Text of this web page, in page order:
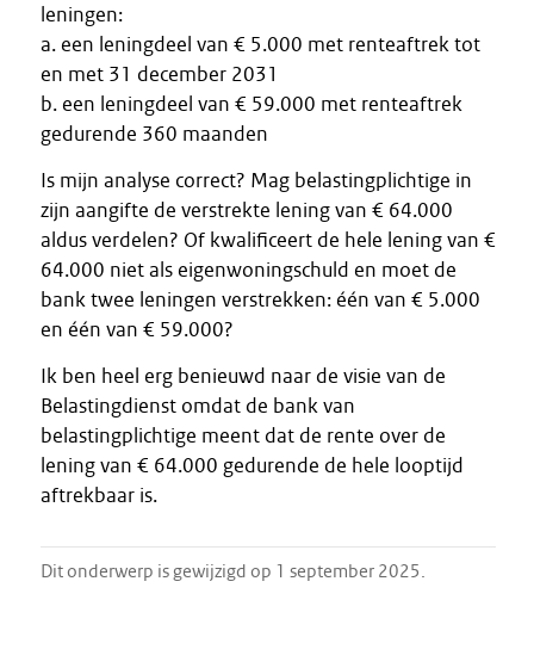
leningen:
a. een leningdeel van € 5.000 met renteaftrek tot
en met 31 december 2031
b. een leningdeel van € 59.000 met renteaftrek
gedurende 360 maanden
Is mijn analyse correct? Mag belastingplichtige in
zijn aangifte de verstrekte lening van € 64.000
aldus verdelen? Of kwalificeert de hele lening van €
64.000 niet als eigenwoningschuld en moet de
bank twee leningen verstrekken: één van € 5.000
en één van € 59.000?
Ik ben heel erg benieuwd naar de visie van de
Belastingdienst omdat de bank van
belastingplichtige meent dat de rente over de
lening van € 64.000 gedurende de hele looptijd
aftrekbaar is.
Dit onderwerp is gewijzigd op 1 september 2025.